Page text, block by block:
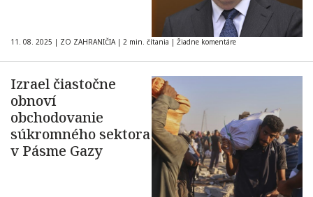
11. 08. 2025 | ZO ZAHRANIČIA | 2 min. čítania | Žiadne komentáre
Izrael čiastočne
obnoví
obchodovanie
súkromného sektora
v Pásme Gazy